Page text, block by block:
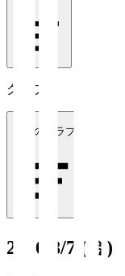
クラブ
全てのクラブ
2026/8/7 (金)